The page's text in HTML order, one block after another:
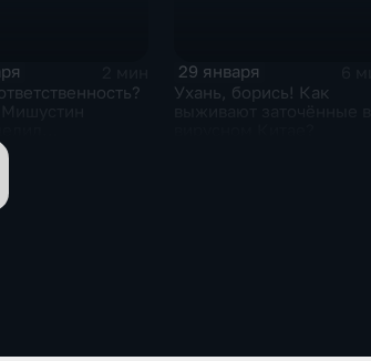
вице-
29 января
Ухань, борись! Как